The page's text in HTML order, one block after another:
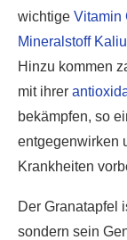
wichtige Vitamin
Mineralstoff
Hinzu kommen
mit ihrer
bekämpfen, so
entgegenwirken
Krankheiten
Der Granatapfel
sondern sein